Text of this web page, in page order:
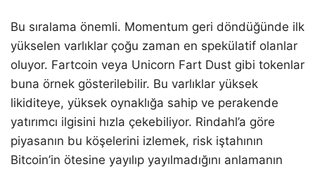
Bu sıralama önemli. Momentum geri döndüğünde ilk
yükselen varlıklar çoğu zaman en spekülatif olanlar
oluyor. Fartcoin veya Unicorn Fart Dust gibi tokenlar
buna örnek gösterilebilir. Bu varlıklar yüksek
likiditeye, yüksek oynaklığa sahip ve perakende
yatırımcı ilgisini hızla çekebiliyor. Rindahl’a göre
piyasanın bu köşelerini izlemek, risk iştahının
Bitcoin’in ötesine yayılıp yayılmadığını anlamanın